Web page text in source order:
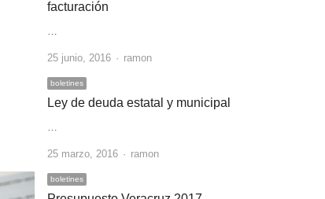
facturación
…
25 junio, 2016 Author
ramon
boletines
Ley de deuda estatal y municipal
…
25 marzo, 2016 Author
ramon
boletines